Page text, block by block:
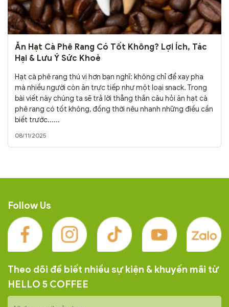
Ăn Hạt Cà Phê Rang Có Tốt Không? Lợi Ích, Tác
Hại & Lưu Ý Sức Khoẻ
Hạt cà phê rang thú vị hơn bạn nghĩ: không chỉ để xay pha
mà nhiều người còn ăn trực tiếp như một loại snack. Trong
bài viết này chúng ta sẽ trả lời thẳng thắn câu hỏi ăn hạt cà
phê rang có tốt không, đồng thời nêu nhanh những điều cần
biết trước......
08/11/2025
Follow Us
Theo dõi để biết nhiều sự kiện & khuyến mãi từ
HELLO 5 COFFEE